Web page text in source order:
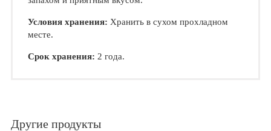
Условия хранения: Хранить в сухом прохладном
месте.
Срок хранения: 2 года.
Другие продукты